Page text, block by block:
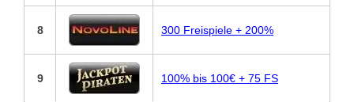
8 300 Freispiele + 200%
9 100% bis 100€ + 75 FS